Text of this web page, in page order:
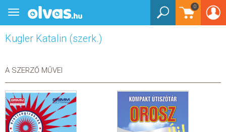
0
Toggle
navigation
Kugler Katalin (szerk.)
A SZERZŐ MŰVEI
BEJELENTKEZÉS
KÖNYVEK
EGYÉB TERMÉKEK
STAR WARS